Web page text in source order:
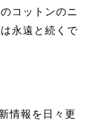
コットンのニ
永遠と続くで
情報を日々更